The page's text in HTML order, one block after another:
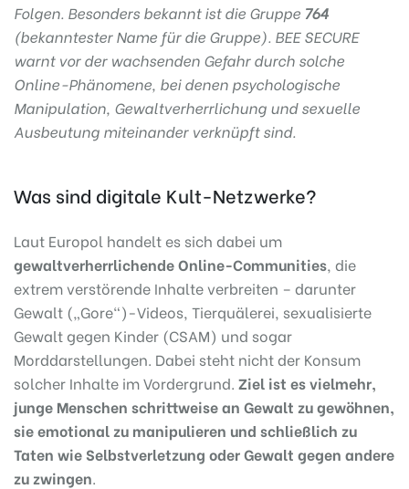
Folgen. Besonders bekannt ist die Gruppe 764
(bekanntester Name für die Gruppe). BEE SECURE
warnt vor der wachsenden Gefahr durch solche
Online-Phänomene, bei denen psychologische
Manipulation, Gewaltverherrlichung und sexuelle
Ausbeutung miteinander verknüpft sind.
Was sind digitale Kult-Netzwerke?
Laut Europol handelt es sich dabei um
gewaltverherrlichende Online-Communities, die
extrem verstörende Inhalte verbreiten – darunter
Gewalt („Gore“)-Videos, Tierquälerei, sexualisierte
Gewalt gegen Kinder (CSAM) und sogar
Morddarstellungen. Dabei steht nicht der Konsum
solcher Inhalte im Vordergrund. Ziel ist es vielmehr,
junge Menschen schrittweise an Gewalt zu gewöhnen,
sie emotional zu manipulieren und schließlich zu
Taten wie Selbstverletzung oder Gewalt gegen andere
zu zwingen.